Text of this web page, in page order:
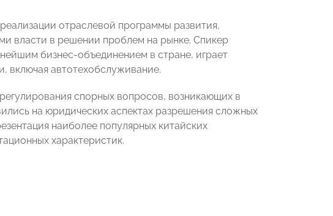
отраслевой программы развития,
власти в решении проблем на рынке. Спикер
бизнес-объединением в стране, играет
включая автотехобслуживание.
спорных вопросов, возникающих в
на юридических аспектах разрешения сложных
наиболее популярных китайских
характеристик.